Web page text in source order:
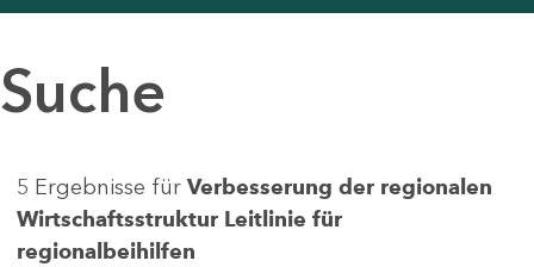
Suche
5 Ergebnisse für Verbesserung der regionalen
Wirtschaftsstruktur Leitlinie für
regionalbeihilfen